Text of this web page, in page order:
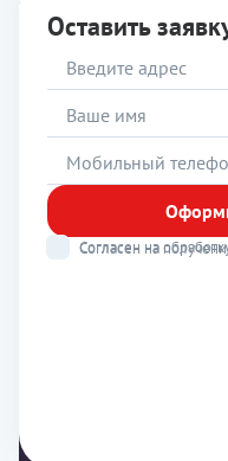
Оставить
Согласен на
Согласен на